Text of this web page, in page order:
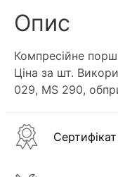
Опис
Компресійне
Ціна за шт.
029, MS 290,